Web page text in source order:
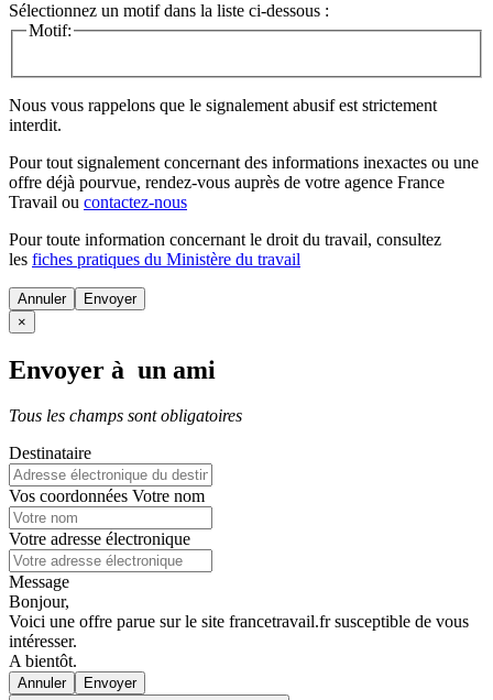
Sélectionnez un motif dans la liste ci-dessous :
Motif:
Nous vous rappelons que le signalement abusif est strictement
interdit.
Pour tout signalement concernant des informations inexactes ou une
offre déjà pourvue, rendez-vous auprès de votre agence France
Travail ou contactez-nous
Pour toute information concernant le droit du travail, consultez
les fiches pratiques du Ministère du travail
Annuler
×
Envoyer à un ami
Tous les champs sont obligatoires
Destinataire
Vos coordonnées Votre nom
Votre adresse électronique
Message
Bonjour,
Voici une offre parue sur le site francetravail.fr susceptible de vous
intéresser.
A bientôt.
Annuler